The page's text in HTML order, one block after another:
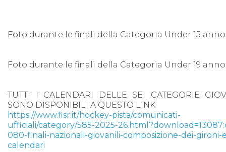
Foto durante le finali della Categoria Under 15 anno
Foto durante le finali della Categoria Under 19 anno
TUTTI I CALENDARI DELLE SEI CATEGORIE
SONO DISPONIBILI A QUESTO LINK
https://www.fisr.it/hockey-pista/comunicati-
ufficiali/category/585-2025-
080-finali-nazionali-giovanili-composizione-dei-gironi-
calendari